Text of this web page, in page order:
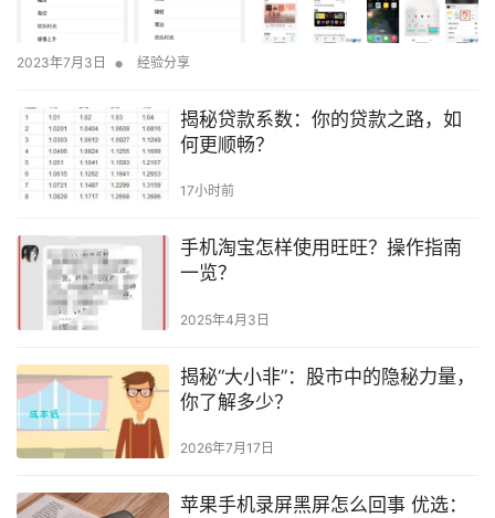
2023年7月3日 • 经验分享
揭秘贷款系数：你的贷款之路，如
何更顺畅？
17小时前
手机淘宝怎样使用旺旺？操作指南
一览？
2025年4月3日
揭秘“大小非”：股市中的隐秘力量，
你了解多少？
2026年7月17日
苹果手机录屏黑屏怎么回事 优选：